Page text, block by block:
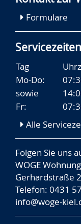
Formulare
Tag
Mo-Do:
sowie
Fr:
Alle
Folgen Sie uns
WOGE
Gerhardstraße
Telefon: 0431
info@woge-